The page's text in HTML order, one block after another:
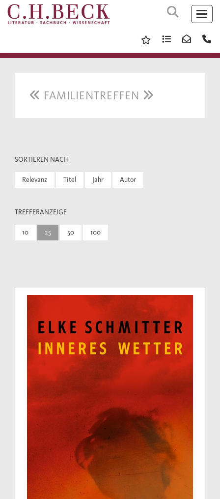
FAMILIENTREFFEN
SORTIEREN NACH
Relevanz Titel Jahr Autor
TREFFERANZEIGE
10 25 50 100